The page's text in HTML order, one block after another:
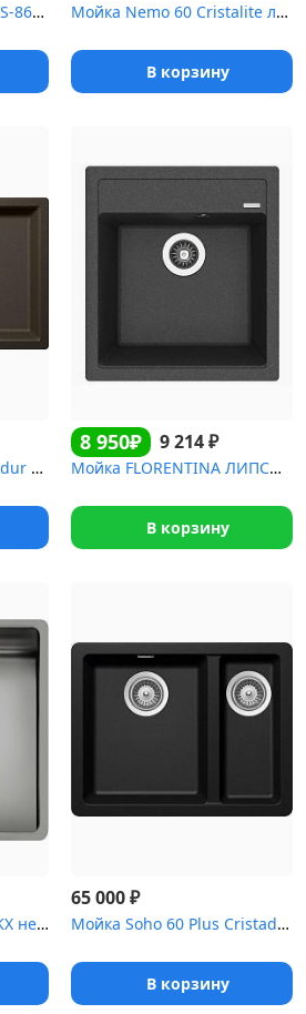
Мойка Tolero TWIST TTS-860 №911 Черный Мойка Nemo 60 Cristalite лунный камень
В корзину
Мойка Eton 45 D Cristadur бронза
8 950₽ 9 214₽
Мойка FLORENTINA ЛИПСИ 460 черный
В корзину
Мойка SMEG VSTR40DKX нержавеющая сталь с PVD покрытием, цвет чёрн...
65 000₽
Мойка Soho 60 Plus Cristadur пуро
В корзину